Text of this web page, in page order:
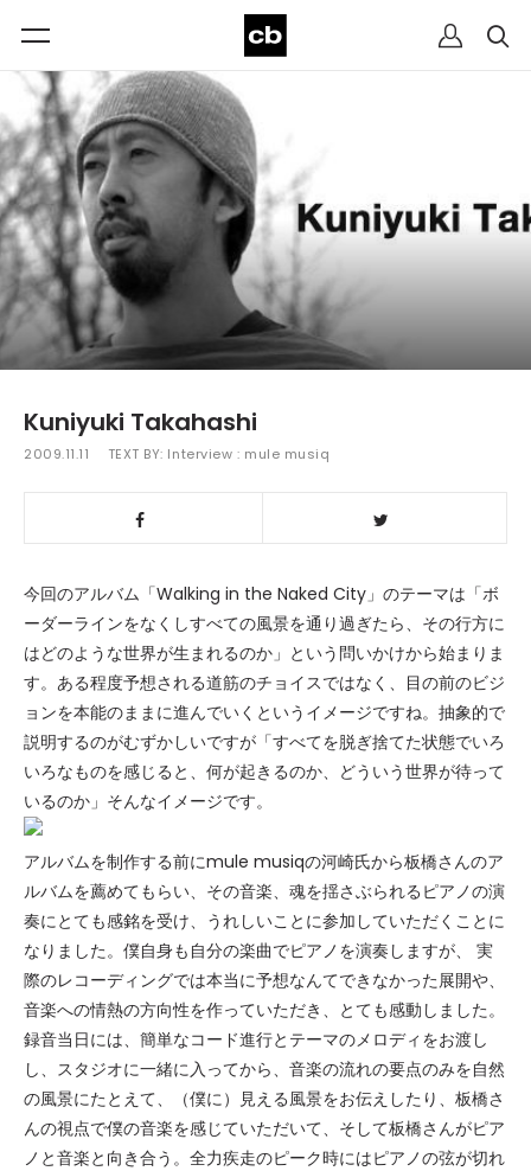
Kuniyuki Takahashi
2009.11.11 TEXT BY: Interview : mule musiq
今回のアルバム「Walking in the Naked City」のテーマは「ボ
ーダーラインをなくしすべての風景を通り過ぎたら、その行方に
はどのような世界が生まれるのか」という問いかけから始まりま
す。ある程度予想される道筋のチョイスではなく、目の前のビジ
ョンを本能のままに進んでいくというイメージですね。抽象的で
説明するのがむずかしいですが「すべてを脱ぎ捨てた状態でいろ
いろなものを感じると、何が起きるのか、どういう世界が待って
いるのか」そんなイメージです。
アルバムを制作する前にmule musiqの河崎氏から板橋さんのア
ルバムを薦めてもらい、その音楽、魂を揺さぶられるピアノの演
奏にとても感銘を受け、うれしいことに参加していただくことに
なりました。僕自身も自分の楽曲でピアノを演奏しますが、 実
際のレコーディングでは本当に予想なんてできなかった展開や、
音楽への情熱の方向性を作っていただき、とても感動しました。
録音当日には、簡単なコード進行とテーマのメロディをお渡し
し、スタジオに一緒に入ってから、音楽の流れの要点のみを自然
の風景にたとえて、（僕に）見える風景をお伝えしたり、板橋さ
んの視点で僕の音楽を感じていただいて、そして板橋さんがピア
ノと音楽と向き合う。全力疾走のピーク時にはピアノの弦が切れ